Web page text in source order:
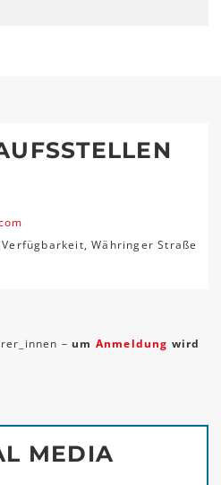
Verfügbarkeit, Währinger Straße
– um Anmeldung wird
MEDIA